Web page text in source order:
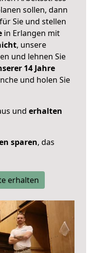
sollen, dann
Sie und stellen
in Erlangen mit
, unsere
und lehnen Sie
14 Jahre
und holen Sie
und erhalten
sparen, das
erhalten